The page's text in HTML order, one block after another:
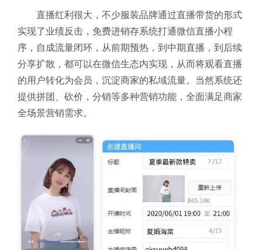
直播红利很大，不少服装品牌通过直播带货的形式
实现了业绩反击，免费进销存系统打通微信直播小程
序，自成流量闭环，从前期预热，到中期直播，到后续
分享扩散，都可以在微信生态内实现，从而将观看直播
的用户转化为会员，沉淀商家的私域流量。当然系统还
提供拼团、砍价，分销等多种营销功能，全面满足商家
全场景营销需求。